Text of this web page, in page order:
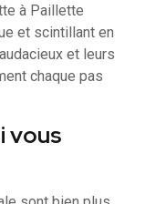
à Paillette
et scintillant en
et leurs
chaque pas
vous